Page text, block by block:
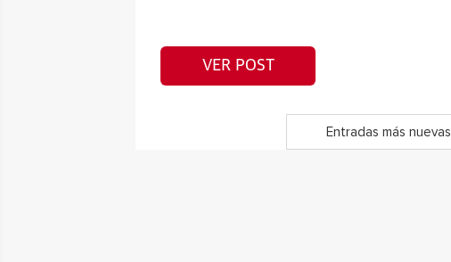
VER POST
Entradas más nuevas